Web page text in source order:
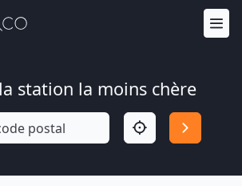
station la moins chère